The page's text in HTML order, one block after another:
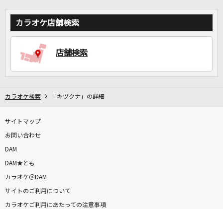
カラオケ店舗検索
店舗検索
カラオケ検索 「キヅクナ」の詳細
サイトマップ
お問い合わせ
DAM
DAM★とも
カラオケ＠DAM
サイトのご利用について
カラオケご利用にあたっての注意事項